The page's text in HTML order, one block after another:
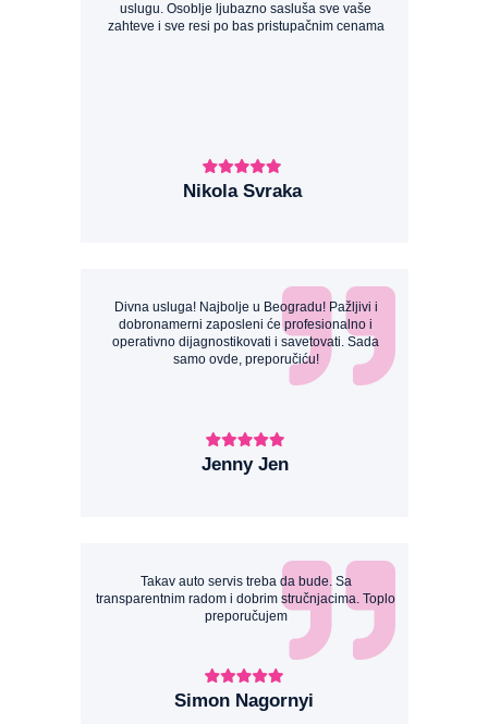
uslugu. Osoblje ljubazno sasluša sve vaše
zahteve i sve resi po bas pristupačnim cenama
Nikola Svraka
Divna usluga! Najbolje u Beogradu! Pažljivi i
dobronamerni zaposleni će profesionalno i
operativno dijagnostikovati i savetovati. Sada
samo ovde, preporučiću!
Jenny Jen
Takav auto servis treba da bude. Sa
transparentnim radom i dobrim stručnjacima. Toplo
preporučujem
Simon Nagornyi